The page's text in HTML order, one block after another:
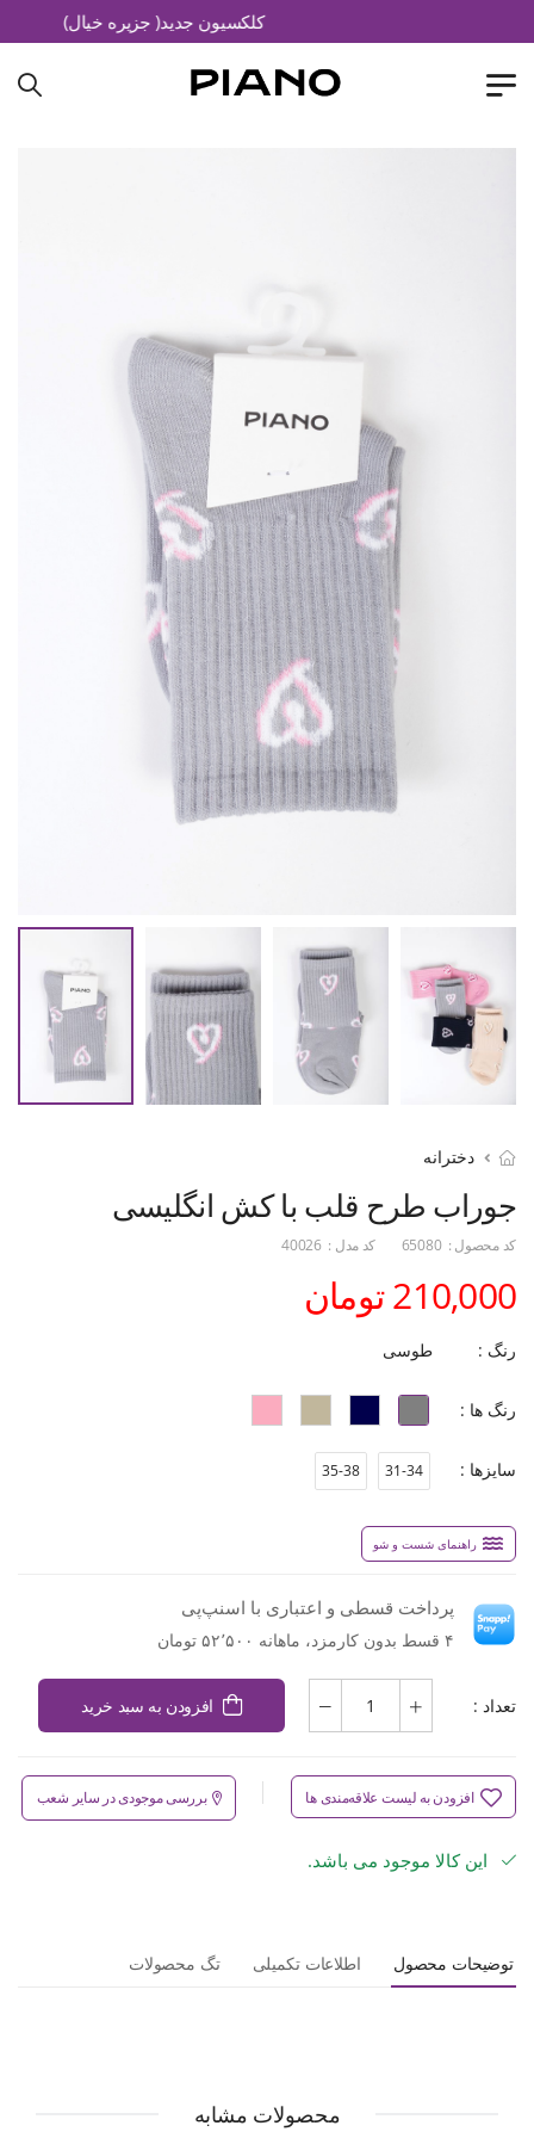
کلکسیون جدید( جزیره خیال)
دخترانه
جوراب طرح قلب با کش انگلیسی
کد محصول : 65080 کد مدل : 40026
210,000 تومان
رنگ : طوسی
رنگ ها :
سایزها : 31-34
35-38
راهنمای شست و شو
پرداخت قسطی و اعتباری با اسنپ‌پی
۴ قسط بدون کارمزد، ماهانه ۵۲٬۵۰۰ تومان
تعداد : افزودن به سبد خرید
افزودن به لیست علاقه‌مندی ها بررسی موجودی در سایر شعب
این کالا موجود می باشد.
توضیحات محصول اطلاعات تکمیلی تگ محصولات
محصولات مشابه